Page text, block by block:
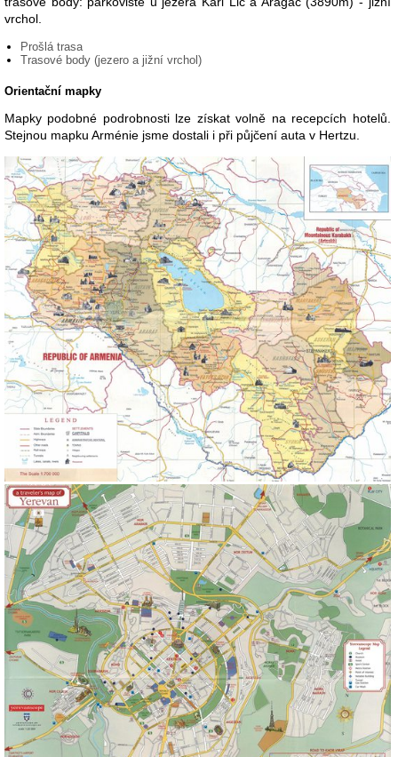
vrchol.
Prošlá trasa
Trasové body (jezero a jižní vrchol)
Orientační mapky
Mapky podobné podrobnosti lze získat volně na recepcích hotelů.
Stejnou mapku Arménie jsme dostali i při půjčení auta v Hertzu.